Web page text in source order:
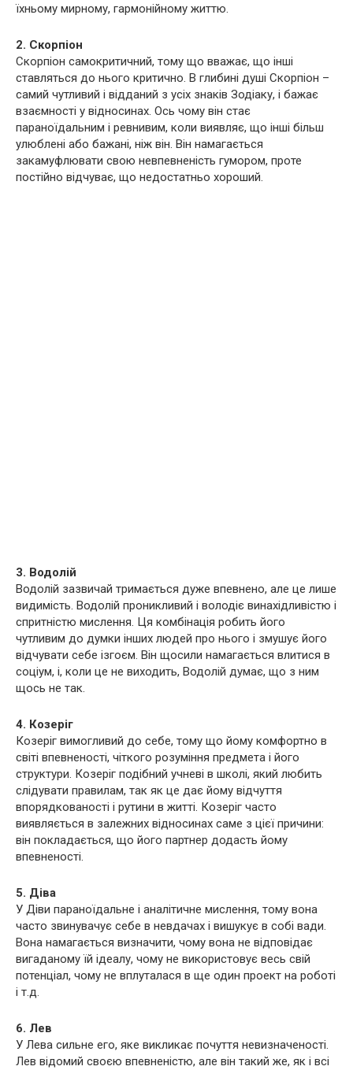
їхньому мирному, гармонійному життю.
2. Скорпіон
Скорпіон самокритичний, тому що вважає, що інші
ставляться до нього критично. В глибині душі Скорпіон –
самий чутливий і відданий з усіх знаків Зодіаку, і бажає
взаємності у відносинах. Ось чому він стає
параноїдальним і ревнивим, коли виявляє, що інші більш
улюблені або бажані, ніж він. Він намагається
закамуфлювати свою невпевненість гумором, проте
постійно відчуває, що недостатньо хороший.
3. Водолій
Водолій зазвичай тримається дуже впевнено, але це лише
видимість. Водолій проникливий і володіє винахідливістю і
спритністю мислення. Ця комбінація робить його
чутливим до думки інших людей про нього і змушує його
відчувати себе ізгоєм. Він щосили намагається влитися в
соціум, і, коли це не виходить, Водолій думає, що з ним
щось не так.
4. Козеріг
Козеріг вимогливий до себе, тому що йому комфортно в
світі впевненості, чіткого розуміння предмета і його
структури. Козеріг подібний учневі в школі, який любить
слідувати правилам, так як це дає йому відчуття
впорядкованості і рутини в житті. Козеріг часто
виявляється в залежних відносинах саме з цієї причини:
він покладається, що його партнер додасть йому
впевненості.
5. Діва
У Діви параноїдальне і аналітичне мислення, тому вона
часто звинувачує себе в невдачах і вишукує в собі вади.
Вона намагається визначити, чому вона не відповідає
вигаданому їй ідеалу, чому не використовує весь свій
потенціал, чому не вплуталася в ще один проект на роботі
і т.д.
6. Лев
У Лева сильне его, яке викликає почуття невизначеності.
Лев відомий своєю впевненістю, але він такий же, як і всі